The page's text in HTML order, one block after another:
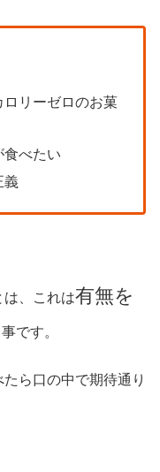
ロリーゼロのお菓
食べたい
義
は、これは有無を
です。
ら口の中で期待通り